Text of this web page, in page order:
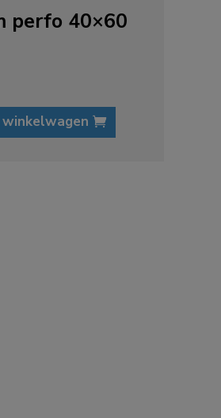
perfo 40×60
winkelwagen